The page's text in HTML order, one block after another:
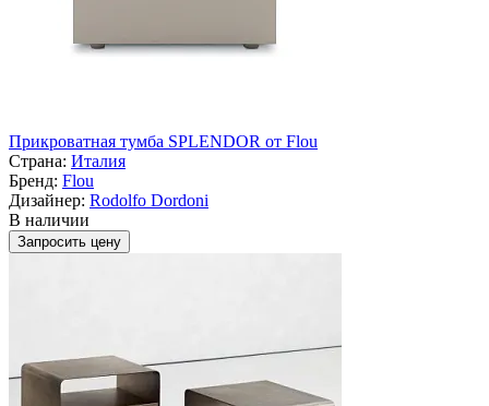
Прикроватная тумба SPLENDOR от Flou
Страна: Италия
Бренд: Flou
Дизайнер: Rodolfo Dordoni
В наличии
Запросить цену